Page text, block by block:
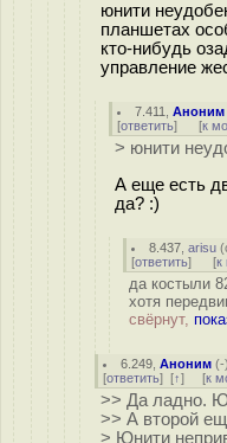
юнити
планшетах
кто-нибудь
управление
7.411 ,Аноним
[ответить] [к
> юнити
А еще есть
да? :)
8.437 ,arisu (
[ответить] [к
да костыли
хотя
свёрнут,
6.249 ,Аноним (-
[ответить] [↑] [к
>> Да ладно.
>> А второй
> Юнити